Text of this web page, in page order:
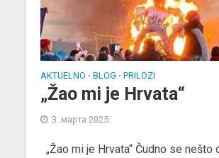
AKTUELNO • BLOG • PRILOZI
„Žao mi je Hrvata“
3. марта 2025.
„Žao mi je Hrvata“ Čudno se nešto